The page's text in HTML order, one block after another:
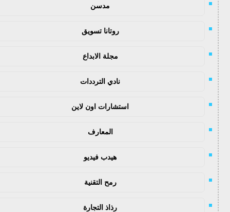
مدسن
روتانا تسويق
مجلة الابداع
نادي الترددات
استشارات اون لاين
المعارف
هيدب فيديو
رمح التقنية
رذاذ التجارة